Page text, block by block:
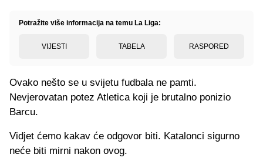
Potražite više informacija na temu La Liga:
VIJESTI TABELA RASPORED
Ovako nešto se u svijetu fudbala ne pamti.
Nevjerovatan potez Atletica koji je brutalno ponizio
Barcu.
Vidjet ćemo kakav će odgovor biti. Katalonci sigurno
neće biti mirni nakon ovog.